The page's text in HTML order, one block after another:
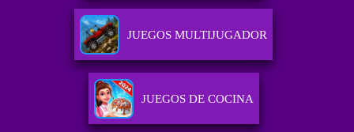
JUEGOS MULTIJUGADOR
JUEGOS DE COCINA